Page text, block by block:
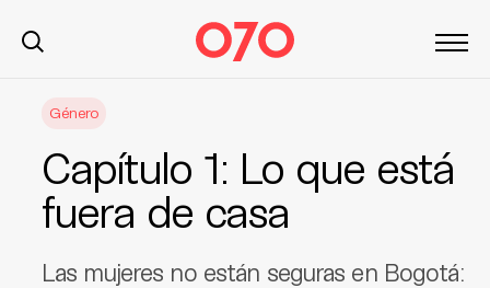
Género
Capítulo 1: Lo que está
fuera de casa
Las mujeres no están seguras en Bogotá: